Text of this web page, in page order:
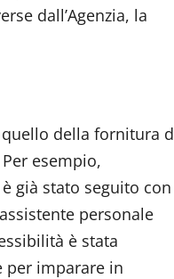
dall’Agenzia, la
della fornitura
esempio,
già stato seguito con
personale
è stata
per imparare in